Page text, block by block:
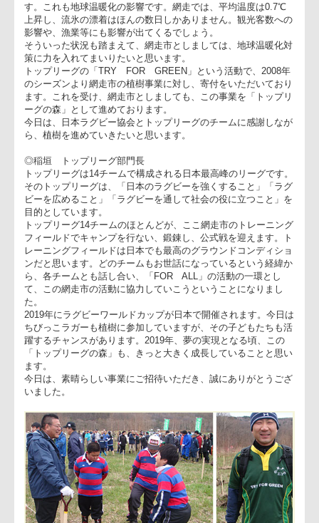
左/網走市 大場市長、右/稲垣トップリーグ部門
先日、
25℃まで
気温が上
がり、そ
の翌日は
今日のように10℃までしか最高気温が上がらない不安定な天候
す。これも地球温暖化の影響です。網走では、平均温度は0.7℃
上昇し、流氷の漂着はほんの数日しかありません。観光客数へ
影響や、漁業等にも影響が出てくるでしょう。
そういった状況も踏まえて、網走市としましては、地球温暖化
トップリーグの「TRY FOR GREEN」という活動で、2008
のシーズンより網走市の植樹事業に対し、寄付をいただいてお
ます。これを受け、網走市としましても、この事業を「トップ
ーグの森」として進めております。
今日は、日本ラグビー協会とトップリーグのチームに感謝しな
ら、植樹を進めていきたいと思います。
◎稲垣 トップリーグ部門長
トップリーグは14チームで構成される日本最高峰のリーグです
そのトップリーグは、「日本のラグビーを強くすること」「ラ
ビーを広めること」「ラグビーを通して社会の役に立つこと」
目的としています。
トップリーグ14チームのほとんどが、ここ網走市のトレーニン
フィールドでキャンプを行ない、鍛錬し、公式戦を迎えます。
レーニングフィールドは日本でも最高のグラウンドコンディシ
ンだと思います。どのチームもお世話になっているという経緯
ら、各チームとも話し合い、「FOR ALL」の活動の一環とし
た。
2019年にラグビーワールドカップが日本で開催されます。今日
ちびっこラガーも植樹に参加していますが、その子どもたちも
躍するチャンスがあります。2019年、夢の実現となる頃、この
「トップリーグの森」も、きっと大きく成長していることと思
ます。
今日は、素晴らしい事業にご招待いただき、誠にありがとうご
いました。